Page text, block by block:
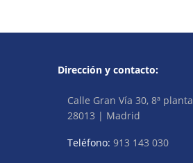
Dirección y contacto:
Calle Gran Vía 30, 8ª planta
28013 | Madrid
Teléfono: 913 143 030